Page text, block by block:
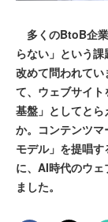
多くのBtoB企
らない」という
改めて問われて
て、ウェブサイ
基盤」としてとら
か。コンテンツ
モデル」を提唱
に、AI時代のウ
ました。